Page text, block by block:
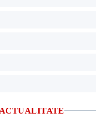
ACTUALITATE